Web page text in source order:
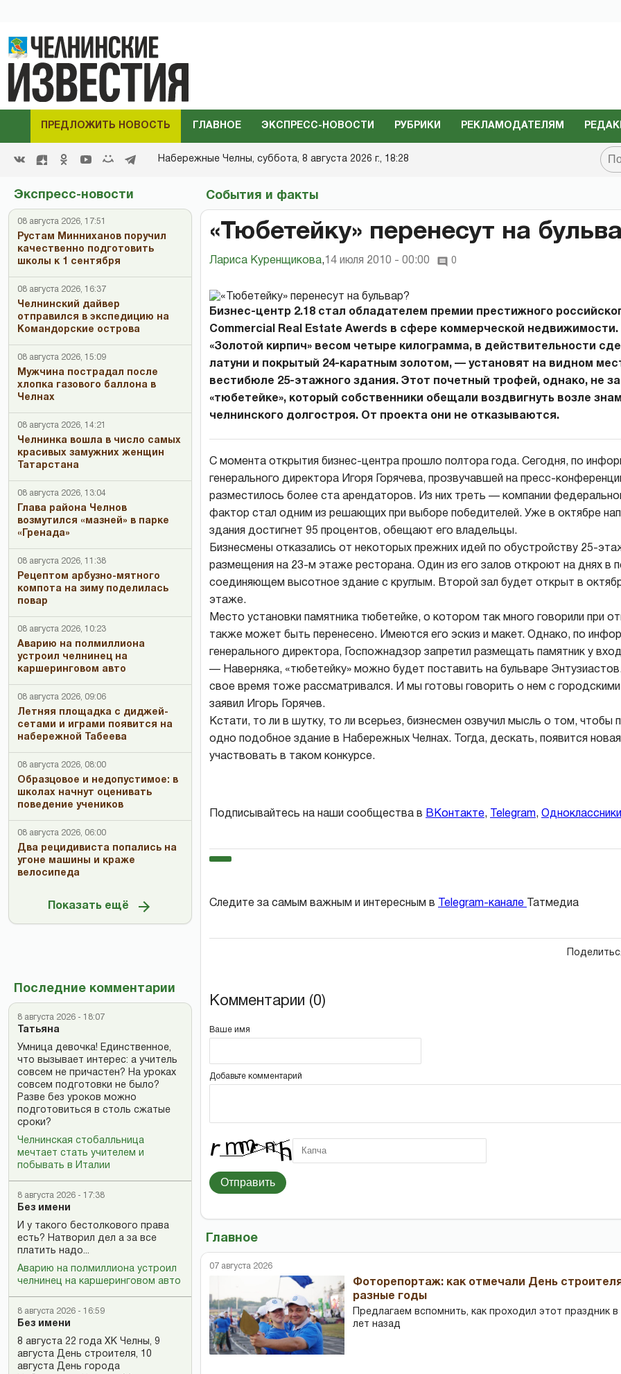
ПРЕДЛОЖИТЬ НОВОСТЬ ГЛАВНОЕ ЭКСПРЕСС-НОВОСТИ РУБРИКИ РЕКЛАМОДАТЕЛЯМ
Набережные Челны, суббота, 8 августа 2026 г., 18:28
Экспресс-новости
08 августа 2026, 17:51
Рустам Минниханов поручил
качественно подготовить
школы к 1 сентября
08 августа 2026, 16:37
Челнинский дайвер
отправился в экспедицию на
Командорские острова
08 августа 2026, 15:09
Мужчина пострадал после
хлопка газового баллона в
Челнах
08 августа 2026, 14:21
Челнинка вошла в число самых
красивых замужних женщин
Татарстана
08 августа 2026, 13:04
Глава района Челнов
возмутился «мазней» в парке
«Гренада»
08 августа 2026, 11:38
Рецептом арбузно-мятного
компота на зиму поделилась
повар
08 августа 2026, 10:23
Аварию на полмиллиона
устроил челнинец на
каршеринговом авто
08 августа 2026, 09:06
Летняя площадка с диджей-
сетами и играми появится на
набережной Табеева
08 августа 2026, 08:00
Образцовое и недопустимое: в
школах начнут оценивать
поведение учеников
08 августа 2026, 06:00
Два рецидивиста попались на
угоне машины и краже
велосипеда
Показать ещё
Последние комментарии
8 августа 2026 - 18:07
Татьяна
Умница девочка! Единственное,
что вызывает интерес: а учитель
совсем не причастен? На уроках
совсем подготовки не было?
Разве без уроков можно
подготовиться в столь сжатые
сроки?
Челнинская стобалльница
мечтает стать учителем и
побывать в Италии
8 августа 2026 - 17:38
Без имени
И у такого бестолкового права
есть? Натворил дел а за все
платить надо...
Аварию на полмиллиона устроил
челнинец на каршеринговом авто
8 августа 2026 - 16:59
Без имени
8 августа 22 года ХК Челны, 9
августа День строителя, 10
августа День города
События и факты
«Тюбетейку» перенесут на
Лариса Куренщикова, 14 июля 2010 - 00:00 0
Бизнес-центр 2.18 стал обладателем премии престижного
Commercial Real Estate Awerds в сфере коммерческой
«Золотой кирпич» весом четыре килограмма, в действительности
латуни и покрытый 24-каратным золотом, — установят на видном
вестибюле 25-этажного здания. Этот почетный трофей, однако, не
«тюбетейке», который собственники обещали воздвигнуть возле
челнинского долгостроя. От проекта они не отказываются.
С момента открытия бизнес-центра прошло полтора года. Сегодня, по
генерального директора Игоря Горячева, прозвучавшей на пресс-
разместилось более ста арендаторов. Из них треть — компании
фактор стал одним из решающих при выборе победителей. Уже в октябре
здания достигнет 95 процентов, обещают его владельцы.
Бизнесмены отказались от некоторых прежних идей по обустройству 25-
размещения на 23-м этаже ресторана. Один из его залов откроют на днях в
соединяющем высотное здание с круглым. Второй зал будет открыт в
этаже.
Место установки памятника тюбетейке, о котором так много говорили при
также может быть перенесено. Имеются его эскиз и макет. Однако, по
генерального директора, Госпожнадзор запретил размещать памятник у
— Наверняка, «тюбетейку» можно будет поставить на бульваре
свое время тоже рассматривался. И мы готовы говорить о нем с
заявил Игорь Горячев.
Кстати, то ли в шутку, то ли всерьез, бизнесмен озвучил мысль о том, чтобы
одно подобное здание в Набережных Челнах. Тогда, дескать, появится
участвовать в таком конкурсе.
Подписывайтесь на наши сообщества в ВКонтакте, Telegram, Одноклассники
Следите за самым важным и интересным в Telegram-канале Татмедиа
Комментарии (0)
Ваше имя
Добавьте комментарий
Отправить
Главное
07 августа 2026
Фоторепортаж: как отмечали День
разные годы
Предлагаем вспомнить, как проходил этот праздник в
лет назад